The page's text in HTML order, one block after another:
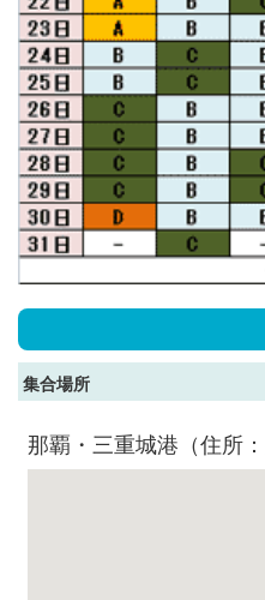
集合場所
那覇・三重城港（住所：